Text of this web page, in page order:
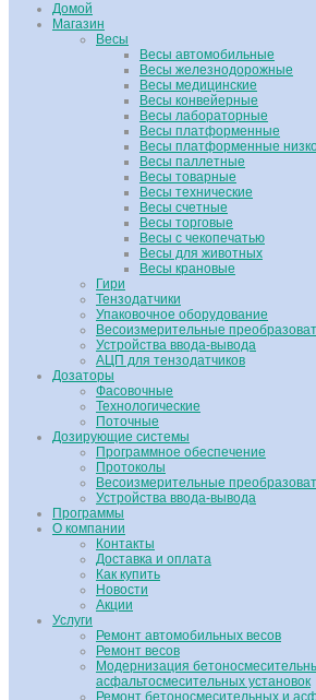
Домой
Магазин
Весы
Весы автомобильные
Весы железнодорожные
Весы медицинские
Весы конвейерные
Весы лабораторные
Весы платформенные
Весы платформенные
Весы паллетные
Весы товарные
Весы технические
Весы счетные
Весы торговые
Весы с чекопечатью
Весы для животных
Весы крановые
Гири
Тензодатчики
Упаковочное оборудование
Весоизмерительные
Устройства ввода-вывода
АЦП для тензодатчиков
Дозаторы
Фасовочные
Технологические
Поточные
Дозирующие системы
Программное обеспечение
Протоколы
Весоизмерительные
Устройства ввода-вывода
Программы
О компании
Контакты
Доставка и оплата
Как купить
Новости
Акции
Услуги
Ремонт автомобильных весов
Ремонт весов
Модернизация
асфальтосмесительных установок
Ремонт бетоносмесительных и